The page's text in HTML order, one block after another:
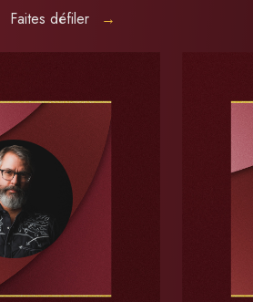
Faites défiler →